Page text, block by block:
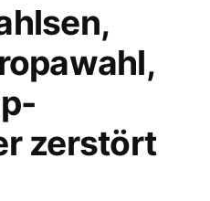
zerstört